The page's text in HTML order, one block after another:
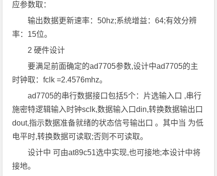
应参数取：
输出数据更新速率：50hz;系统增益：64;有效分辨
率：15位。
2 硬件设计
要满足前面确定的ad7705参数,设计中ad7705的主
时钟取：fclk =2.4576mhz。
ad7705的串行数据接口包括5个：片选输入口 ,串行
施密特逻辑输入时钟sclk,数据输入口din,转换数据输出口
dout,指示数据准备就绪的状态信号输出口 。其中当 为低
电平时,转换数据可读取;否则不可读取。
设计中 可由at89c51选中实现,也可接地;本设计中将
接地。